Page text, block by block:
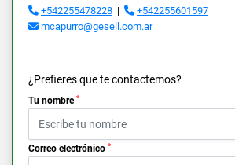
+542255478228 |
+542255601597
mcapurro@gesell.com.ar
¿Prefieres que te contactemos?
Tu nombre *
Correo electrónico *